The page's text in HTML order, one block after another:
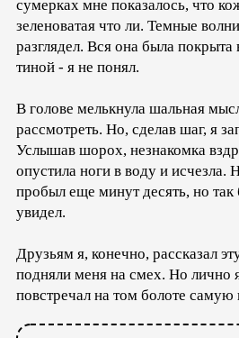
сумерках мне показалось, что
зеленоватая что ли. Темные
разглядел. Вся она была
тиной - я не понял.
В голове мелькнула шальная
рассмотреть. Но, сделав шаг, я
Услышав шорох, незнакомка
опустила ноги в воду и исчезла.
пробыл еще минут десять, но так
увидел.
Друзьям я, конечно, рассказал
подняли меня на смех. Но лично
повстречал на том болоте